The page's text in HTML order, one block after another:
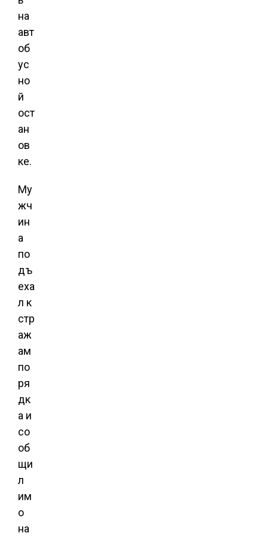
на
авт
об
ус
но
й
ост
ан
ов
ке.
Му
жч
ин
а
по
дъ
еха
л к
стр
аж
ам
по
ря
дк
а и
со
об
щи
л
им
о
на